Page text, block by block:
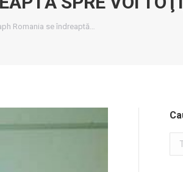
Romania se îndreaptă…